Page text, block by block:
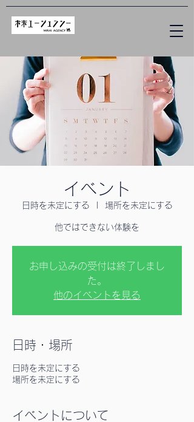
イベント
日時を未定にする 場所を未定にする
他ではできない体験を
お申し込みの受付は終了しまし
た。
他のイベントを見る
日時・場所
日時を未定にする
場所を未定にする
イベントについて